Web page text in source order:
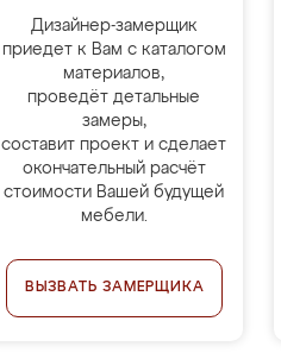
Дизайнер-замерщик
приедет к Вам с каталогом
материалов,
проведёт детальные
замеры,
составит проект и сделает
окончательный расчёт
стоимости Вашей будущей
мебели.
ВЫЗВАТЬ ЗАМЕРЩИКА